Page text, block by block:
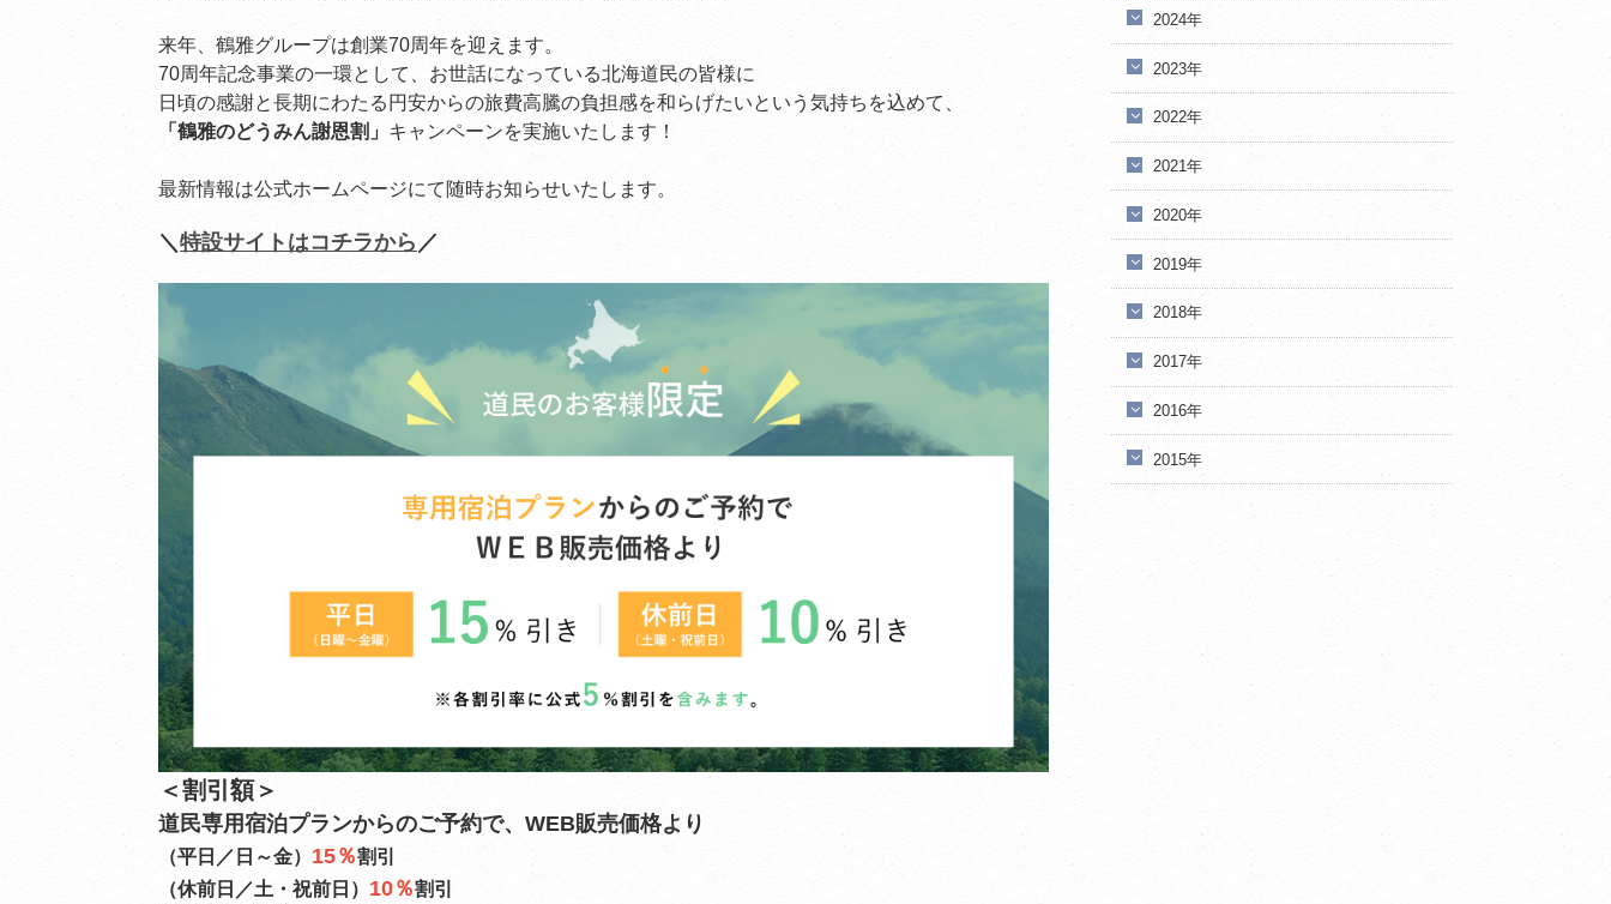
来年、鶴雅グループは創業70周年を迎えます。
70周年記念事業の一環として、お世話になっている北海道民の皆様に
日頃の感謝と長期にわたる円安からの旅費高騰の負担感を和らげたいという気持ちを込めて、
「鶴雅のどうみん謝恩割」 キャンペーンを実施いたします！
最新情報は公式ホームページにて随時お知らせいたします。
＼特設サイトはコチラから ／
＜割引額＞
道民専用宿泊プランからのご予約で、WEB販売価格より
（平日／日～金） 15％割引
（休前日／土・祝前日） 10％割引
2024年
2023年
2022年
2021年
2020年
2019年
2018年
2017年
2016年
2015年